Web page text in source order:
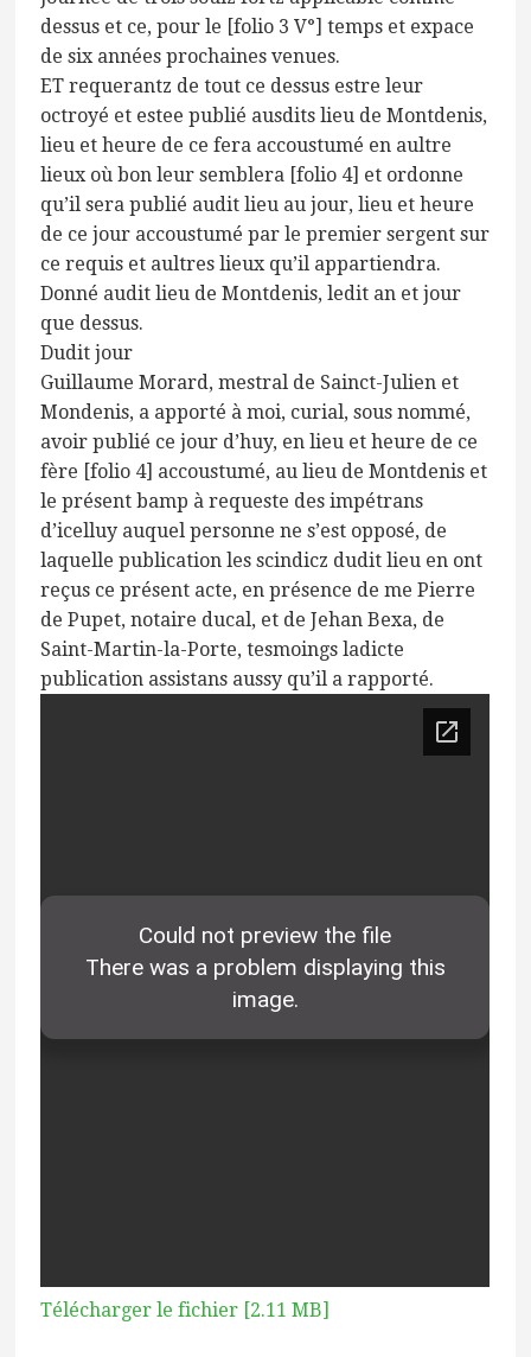
dessus et ce, pour le [folio 3 V°] temps et expace
de six années prochaines venues.
ET requerantz de tout ce dessus estre leur
octroyé et estee publié ausdits lieu de Montdenis,
lieu et heure de ce fera accoustumé en aultre
lieux où bon leur semblera [folio 4] et ordonne
qu’il sera publié audit lieu au jour, lieu et heure
de ce jour accoustumé par le premier sergent sur
ce requis et aultres lieux qu’il appartiendra.
Donné audit lieu de Montdenis, ledit an et jour
que dessus.
Dudit jour
Guillaume Morard, mestral de Sainct-Julien et
Mondenis, a apporté à moi, curial, sous nommé,
avoir publié ce jour d’huy, en lieu et heure de ce
fère [folio 4] accoustumé, au lieu de Montdenis et
le présent bamp à requeste des impétrans
d’icelluy auquel personne ne s’est opposé, de
laquelle publication les scindicz dudit lieu en ont
reçus ce présent acte, en présence de me Pierre
de Pupet, notaire ducal, et de Jehan Bexa, de
Saint-Martin-la-Porte, tesmoings ladicte
publication assistans aussy qu’il a rapporté.
Télécharger le fichier [2.11 MB]